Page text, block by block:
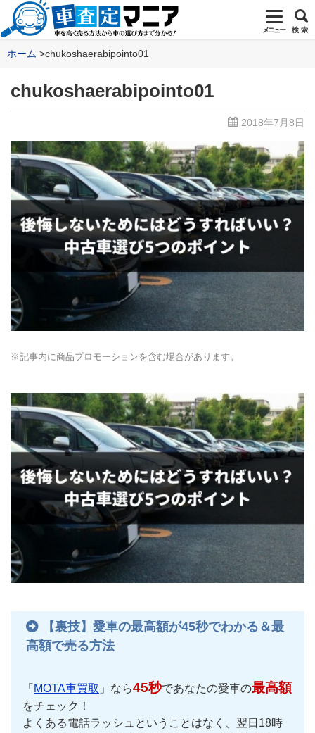
メニュー 検 索
ホーム chukoshaerabipointo01
chukoshaerabipointo01
2018年7月8日
※記事内に商品プロモーションを含む場合があります。
【裏技】愛車の最高額が45秒でわかる＆最
高額で売る方法
「 MOTA車買取 」なら45秒であなたの愛車の最高額
をチェック！
よくある電話ラッシュということはなく、翌日18時